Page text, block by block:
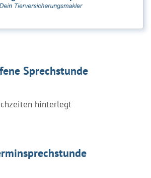
Sprechstunde
hinterlegt